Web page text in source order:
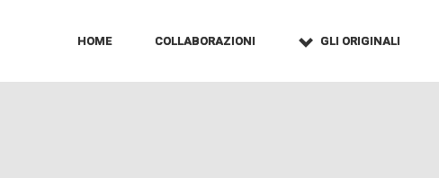
HOME COLLABORAZIONI GLI ORIGINALI